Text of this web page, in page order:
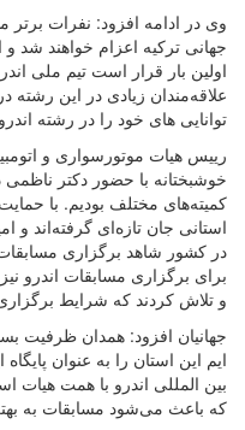
وی در ادامه افزود: نفرات
جهانی ترکیه اعزام خواهند شد
اولین بار قرار است تیم ملی
علاقه‌مندان زیادی در این
توانایی های خود را در رشته
رییس هیات موتورسواری و
خوشبختانه با حضور دکتر
کمیته‌های مختلف بودیم. با
استانی جان تازه‌ای گرفته‌اند و
در کشور شاهد برگزاری
برای برگزاری مسابقات اندرو
و تلاش کردند که شرایط
جهانیان افزود: همدان ظرفیت
ایم این استان را به عنوان
بین المللی اندرو با همت
که باعث می‌شود مسابقات به